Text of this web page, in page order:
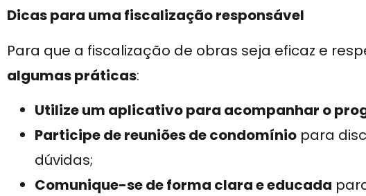
Dicas para uma fiscalização responsável
Para que a fiscalização de obras seja eficaz e
algumas práticas:
Utilize um aplicativo para acompanhar o
Participe de reuniões de condomínio para
dúvidas;
Comunique-se de forma clara e educada